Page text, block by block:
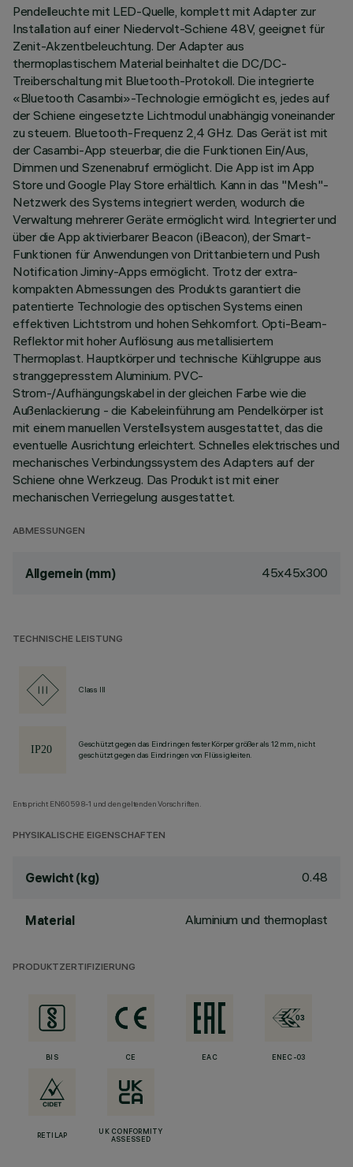
Pendelleuchte mit LED-Quelle, komplett mit Adapter zur
Installation auf einer Niedervolt-Schiene 48V, geeignet für
Zenit-Akzentbeleuchtung. Der Adapter aus
thermoplastischem Material beinhaltet die DC/DC-
Treiberschaltung mit Bluetooth-Protokoll. Die integrierte
«Bluetooth Casambi»-Technologie ermöglicht es, jedes auf
der Schiene eingesetzte Lichtmodul unabhängig voneinander
zu steuern. Bluetooth-Frequenz 2,4 GHz. Das Gerät ist mit
der Casambi-App steuerbar, die die Funktionen Ein/Aus,
Dimmen und Szenenabruf ermöglicht. Die App ist im App
Store und Google Play Store erhältlich. Kann in das "Mesh"-
Netzwerk des Systems integriert werden, wodurch die
Verwaltung mehrerer Geräte ermöglicht wird. Integrierter und
über die App aktivierbarer Beacon (iBeacon), der Smart-
Funktionen für Anwendungen von Drittanbietern und Push
Notification Jiminy-Apps ermöglicht. Trotz der extra-
kompakten Abmessungen des Produkts garantiert die
patentierte Technologie des optischen Systems einen
effektiven Lichtstrom und hohen Sehkomfort. Opti-Beam-
Reflektor mit hoher Auflösung aus metallisiertem
Thermoplast. Hauptkörper und technische Kühlgruppe aus
stranggepresstem Aluminium. PVC-
Strom-/Aufhängungskabel in der gleichen Farbe wie die
Außenlackierung - die Kabeleinführung am Pendelkörper ist
mit einem manuellen Verstellsystem ausgestattet, das die
eventuelle Ausrichtung erleichtert. Schnelles elektrisches und
mechanisches Verbindungssystem des Adapters auf der
Schiene ohne Werkzeug. Das Produkt ist mit einer
mechanischen Verriegelung ausgestattet.
ABMESSUNGEN
Allgemein (mm) 45x45x300
TECHNISCHE LEISTUNG
Class III
Geschützt gegen das Eindringen fester Körper größer als 12 mm, nicht
geschützt gegen das Eindringen von Flüssigkeiten.
Entspricht EN60598-1 und den geltenden Vorschriften.
PHYSIKALISCHE EIGENSCHAFTEN
Gewicht (kg) 0.48
Material Aluminium und thermoplast
PRODUKTZERTIFIZIERUNG
BIS CE EAC ENEC-03
RETILAP
UK CONFORMITY
ASSESSED